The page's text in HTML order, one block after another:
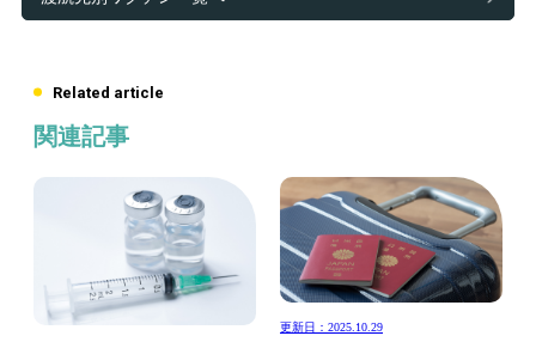
Related article
関連記事
更新日：2025.10.29